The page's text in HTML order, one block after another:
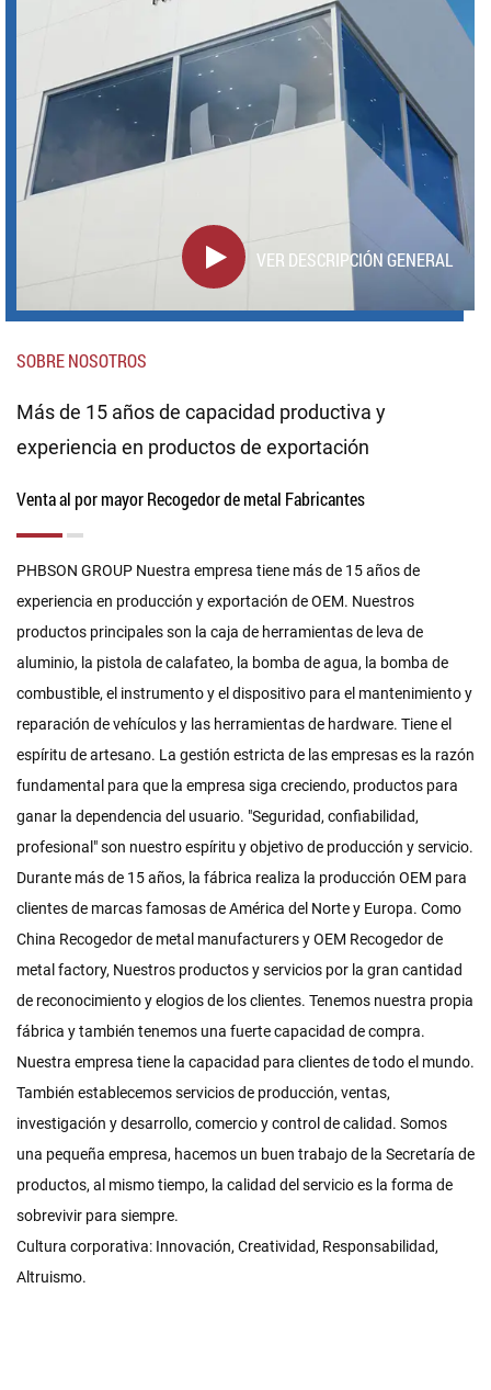
VER DESCRIPCIÓN GENERAL
SOBRE NOSOTROS
Más de 15 años de capacidad productiva y
experiencia en productos de exportación
Venta al por mayor Recogedor de metal Fabricantes
PHBSON GROUP Nuestra empresa tiene más de 15 años de
experiencia en producción y exportación de OEM. Nuestros
productos principales son la caja de herramientas de leva de
aluminio, la pistola de calafateo, la bomba de agua, la bomba de
combustible, el instrumento y el dispositivo para el mantenimiento y
reparación de vehículos y las herramientas de hardware. Tiene el
espíritu de artesano. La gestión estricta de las empresas es la razón
fundamental para que la empresa siga creciendo, productos para
ganar la dependencia del usuario. "Seguridad, confiabilidad,
profesional" son nuestro espíritu y objetivo de producción y servicio.
Durante más de 15 años, la fábrica realiza la producción OEM para
clientes de marcas famosas de América del Norte y Europa. Como
China Recogedor de metal manufacturersyOEM Recogedor de
metal factory, Nuestros productos y servicios por la gran cantidad
de reconocimiento y elogios de los clientes. Tenemos nuestra propia
fábrica y también tenemos una fuerte capacidad de compra.
Nuestra empresa tiene la capacidad para clientes de todo el mundo.
También establecemos servicios de producción, ventas,
investigación y desarrollo, comercio y control de calidad. Somos
una pequeña empresa, hacemos un buen trabajo de la Secretaría de
productos, al mismo tiempo, la calidad del servicio es la forma de
sobrevivir para siempre.
Cultura corporativa: Innovación, Creatividad, Responsabilidad,
Altruismo.